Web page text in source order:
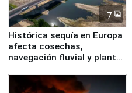
7
Histórica sequía en Europa
afecta cosechas,
navegación fluvial y plantas